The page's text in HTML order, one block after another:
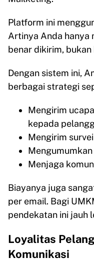
Platform ini
Artinya Anda hanya
benar dikirim,
Dengan sistem ini,
berbagai strategi
Mengirim
kepada
Mengirim
Menjaga
Biayanya juga
per email. Bagi
pendekatan ini jauh
Loyalitas
Komunikasi